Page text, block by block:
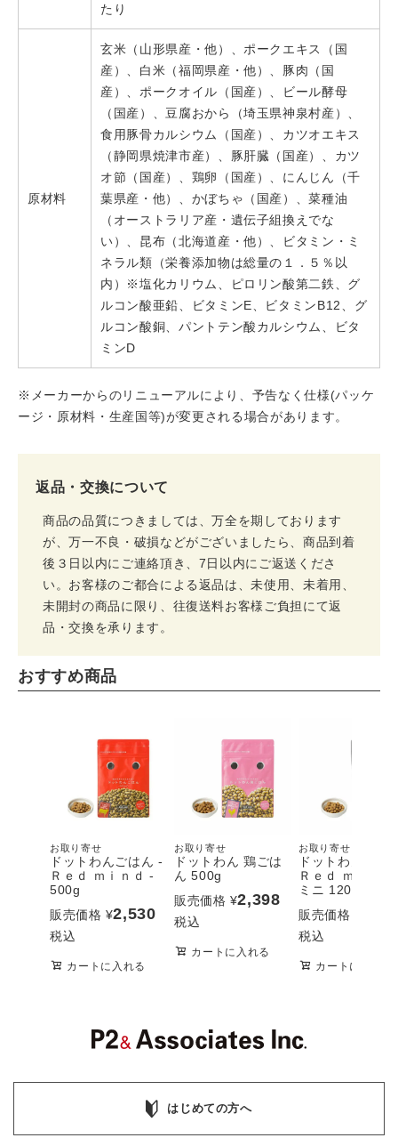
たり
原材料
玄米（山形県産・他）、ポークエキス（国
産）、白米（福岡県産・他）、豚肉（国
産）、ポークオイル（国産）、ビール酵母
（国産）、豆腐おから（埼玉県神泉村産）、
食用豚骨カルシウム（国産）、カツオエキス
（静岡県焼津市産）、豚肝臓（国産）、カツ
オ節（国産）、鶏卵（国産）、にんじん（千
葉県産・他）、かぼちゃ（国産）、菜種油
（オーストラリア産・遺伝子組換えでな
い）、昆布（北海道産・他）、ビタミン・ミ
ネラル類（栄養添加物は総量の１．５％以
内）※塩化カリウム、ピロリン酸第二鉄、グ
ルコン酸亜鉛、ビタミンE、ビタミンB12、グ
ルコン酸銅、パントテン酸カルシウム、ビタ
ミンD
※メーカーからのリニューアルにより、予告なく仕様(パッケ
ージ・原材料・生産国等)が変更される場合があります。
返品・交換について
商品の品質につきましては、万全を期しております
が、万一不良・破損などがございましたら、商品到着
後３日以内にご連絡頂き、7日以内にご返送くださ
い。お客様のご都合による返品は、未使用、未着用、
未開封の商品に限り、往復送料お客様ご負担にて返
品・交換を承ります。
おすすめ商品
お取り寄せ
ドットわんごはん -
Ｒｅｄ ｍｉｎｄ -
500g
販売価格 ¥2,530
税込
カートに入れる
お取り寄せ
ドットわん 鶏ごは
ん 500g
販売価格 ¥2,398
税込
カートに入れる
お取り寄せ
ドットわんごは
Ｒｅｄ ｍｉｎｄ
ミニ 120g
販売価格
税込
カートに入れる
はじめての方へ